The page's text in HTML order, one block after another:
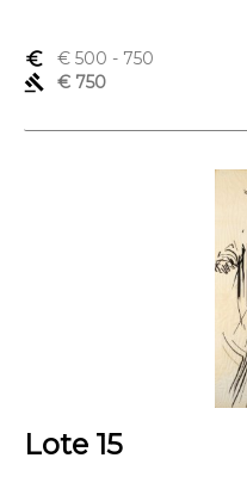
euro_symbol € 500 - 750
gavel
€ 750
Lote 15